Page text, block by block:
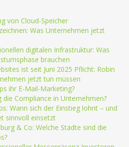
von Cloud-Speicher
Was Unternehmen jetzt
digitalen Infrastruktur: Was
brauchen
ist seit Juni 2025 Pflicht: Robin
jetzt tun müssen
ihr E-Mail-Marketing?
die Compliance in Unternehmen?
Wann sich der Einstieg lohnt – und
sinnvoll einsetzt
& Co: Welche Städte sind die